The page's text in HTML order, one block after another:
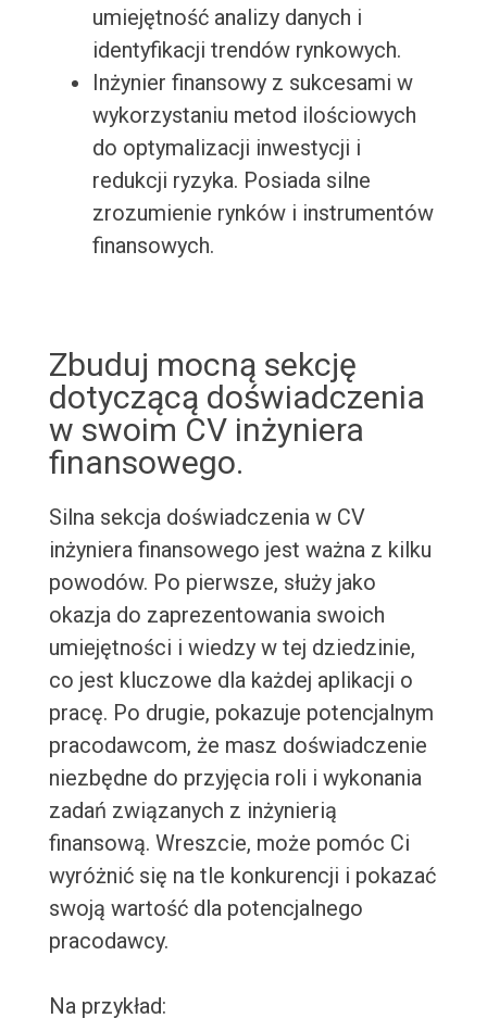
umiejętność analizy danych i
identyfikacji trendów rynkowych.
Inżynier finansowy z sukcesami w
wykorzystaniu metod ilościowych
do optymalizacji inwestycji i
redukcji ryzyka. Posiada silne
zrozumienie rynków i instrumentów
finansowych.
Zbuduj mocną sekcję
dotyczącą doświadczenia
w swoim CV inżyniera
finansowego.
Silna sekcja doświadczenia w CV
inżyniera finansowego jest ważna z kilku
powodów. Po pierwsze, służy jako
okazja do zaprezentowania swoich
umiejętności i wiedzy w tej dziedzinie,
co jest kluczowe dla każdej aplikacji o
pracę. Po drugie, pokazuje potencjalnym
pracodawcom, że masz doświadczenie
niezbędne do przyjęcia roli i wykonania
zadań związanych z inżynierią
finansową. Wreszcie, może pomóc Ci
wyróżnić się na tle konkurencji i pokazać
swoją wartość dla potencjalnego
pracodawcy.
Na przykład: